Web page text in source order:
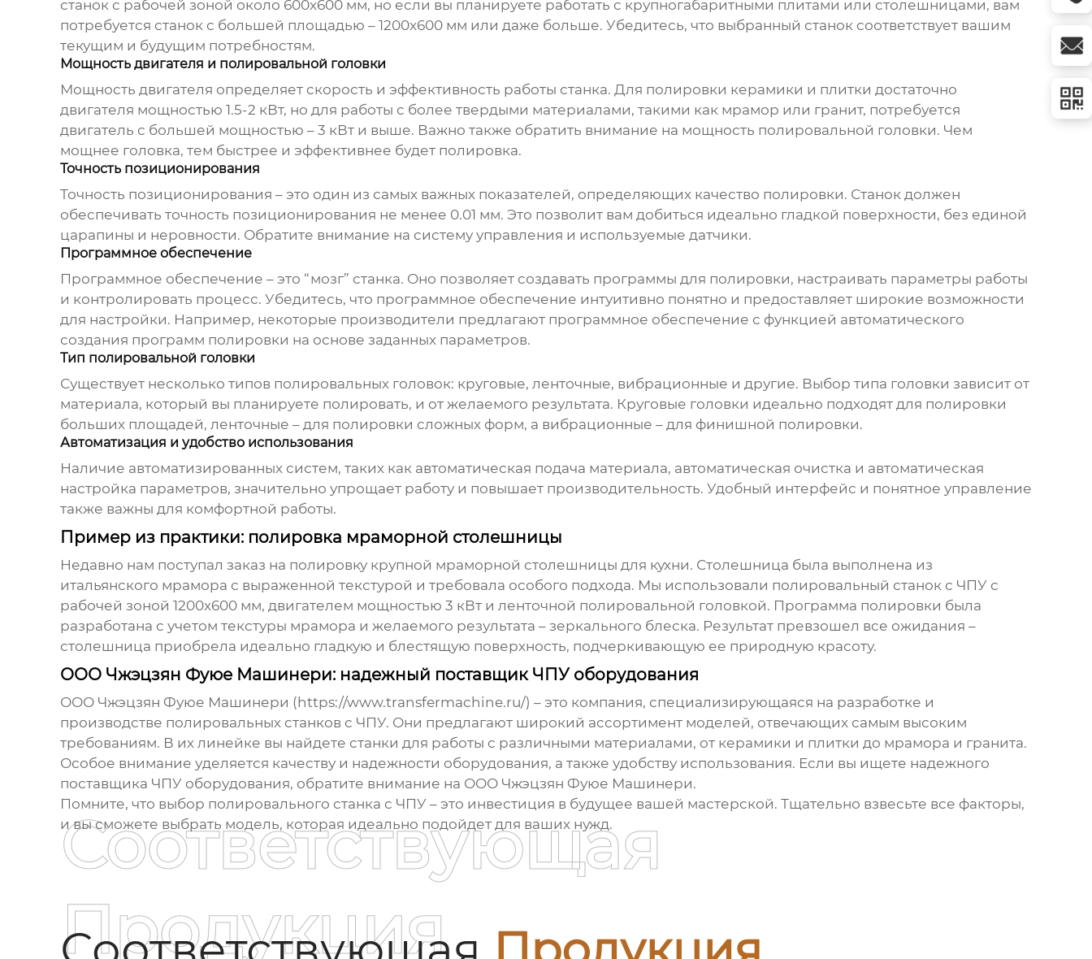
станок с рабочей зоной около 600x600 мм, но если вы планируете работать с крупногабаритными плитами или столешницами, вам
потребуется станок с большей площадью – 1200x600 мм или даже больше. Убедитесь, что выбранный станок соответствует вашим
текущим и будущим потребностям.
Мощность двигателя и полировальной головки
Мощность двигателя определяет скорость и эффективность работы станка. Для полировки керамики и плитки достаточно
двигателя мощностью 1.5-2 кВт, но для работы с более твердыми материалами, такими как мрамор или гранит, потребуется
двигатель с большей мощностью – 3 кВт и выше. Важно также обратить внимание на мощность полировальной головки. Чем
мощнее головка, тем быстрее и эффективнее будет полировка.
Точность позиционирования
Точность позиционирования – это один из самых важных показателей, определяющих качество полировки. Станок должен
обеспечивать точность позиционирования не менее 0.01 мм. Это позволит вам добиться идеально гладкой поверхности, без единой
царапины и неровности. Обратите внимание на систему управления и используемые датчики.
Программное обеспечение
Программное обеспечение – это “мозг” станка. Оно позволяет создавать программы для полировки, настраивать параметры работы
и контролировать процесс. Убедитесь, что программное обеспечение интуитивно понятно и предоставляет широкие возможности
для настройки. Например, некоторые производители предлагают программное обеспечение с функцией автоматического
создания программ полировки на основе заданных параметров.
Тип полировальной головки
Существует несколько типов полировальных головок: круговые, ленточные, вибрационные и другие. Выбор типа головки зависит от
материала, который вы планируете полировать, и от желаемого результата. Круговые головки идеально подходят для полировки
больших площадей, ленточные – для полировки сложных форм, а вибрационные – для финишной полировки.
Автоматизация и удобство использования
Наличие автоматизированных систем, таких как автоматическая подача материала, автоматическая очистка и автоматическая
настройка параметров, значительно упрощает работу и повышает производительность. Удобный интерфейс и понятное управление
также важны для комфортной работы.
Пример из практики: полировка мраморной столешницы
Недавно нам поступал заказ на полировку крупной мраморной столешницы для кухни. Столешница была выполнена из
итальянского мрамора с выраженной текстурой и требовала особого подхода. Мы использовали полировальный станок с ЧПУ с
рабочей зоной 1200x600 мм, двигателем мощностью 3 кВт и ленточной полировальной головкой. Программа полировки была
разработана с учетом текстуры мрамора и желаемого результата – зеркального блеска. Результат превзошел все ожидания –
столешница приобрела идеально гладкую и блестящую поверхность, подчеркивающую ее природную красоту.
ООО Чжэцзян Фуюе Машинери: надежный поставщик ЧПУ оборудования
ООО Чжэцзян Фуюе Машинери (https://www.transfermachine.ru/) – это компания, специализирующаяся на разработке и
производстве полировальных станков с ЧПУ. Они предлагают широкий ассортимент моделей, отвечающих самым высоким
требованиям. В их линейке вы найдете станки для работы с различными материалами, от керамики и плитки до мрамора и гранита.
Особое внимание уделяется качеству и надежности оборудования, а также удобству использования. Если вы ищете надежного
поставщика ЧПУ оборудования, обратите внимание на ООО Чжэцзян Фуюе Машинери.
Помните, что выбор полировального станка с ЧПУ – это инвестиция в будущее вашей мастерской. Тщательно взвесьте все факторы,
и вы сможете выбрать модель, которая идеально подойдет для ваших нужд.
Соответствующая
Продукция